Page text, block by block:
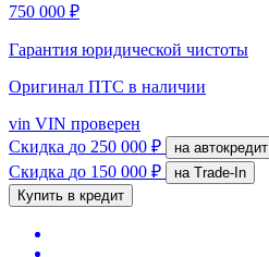
750 000 ₽
Гарантия юридической чистоты
Оригинал ПТС в наличии
vin VIN проверен
Скидка до 250 000 ₽ на автокредит
Скидка до 150 000 ₽
на Trade-In
Купить в кредит